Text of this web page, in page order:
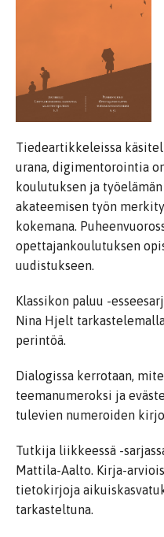
Tiedeartikkeleissa
urana, digimentorointia
koulutuksen ja
akateemisen työn
kokemana.
opettajankoulutuksen
uudistukseen.
Klassikon paluu -
Nina Hjelt
perintöä.
Dialogissa kerrotaan,
teemanumeroksi ja
tulevien numeroiden
Tutkija liikkeessä -
Mattila-Aalto. Kirja-
tietokirjoja
tarkasteltuna.